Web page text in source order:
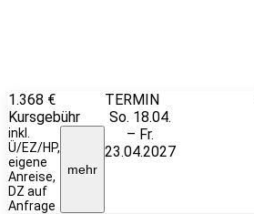
1.368 €
Kursgebühr
inkl.
Ü/EZ/HP,
eigene
Anreise,
DZ auf
Anfrage
mehr
TERMIN
So. 18.04.
– Fr.
23.04.2027